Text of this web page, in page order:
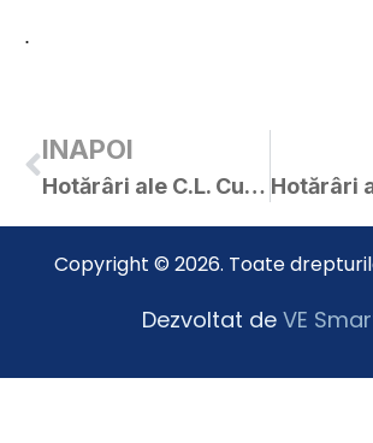
.
INAPOI
Hotărâri ale C.L. Curtici adoptate în ședința extraordinară din 18.12.2017
Copyright © 2026. Toate
Dezvoltat de VE